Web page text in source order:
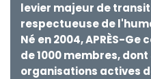
levier majeur de
respectueuse de
Né en 2004, APRÈS-
de 1000 membres,
organisations actives
agenda